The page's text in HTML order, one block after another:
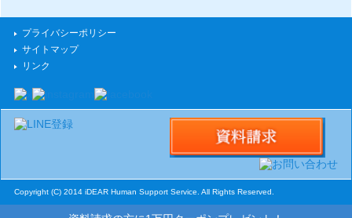
プライバシーポリシー
サイトマップ
リンク
Copyright (C) 2014 iDEAR Human Support Service. All Rights Reserved.